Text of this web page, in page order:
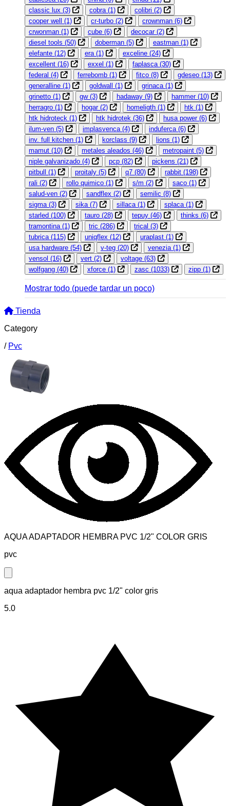
classic lux (3) cobra (1) colibri (2)
cooper well (1) cr-turbo (2) crownman (6)
crwonman (1) cube (6) decocar (2)
diesel tools (50) doberman (5) eastman (1)
elefante (12) era (1) exceline (24)
excellent (16) exxel (1) faplasca (30)
federal (4) ferrebomb (1) fitco (8) gdeseo (13)
generalline (1) goldwall (1) grinaca (1)
grinetto (1) gw (3) hadaway (9) hammer (10)
herragro (1) hogar (2) homeligth (1) htk (1)
htk hidroteck (1) htk hidrotek (36) husa power (6)
ilum-ven (5) implasvenca (4) induferca (6)
inv. full kitchen (1) korclass (9) lions (1)
mamut (10) metales aleados (46) metropaint (5)
niple galvanizado (4) pcp (82) pickens (21)
pitbull (1) proitaly (5) q7 (80) rabbit (198)
rali (2) rollo quimico (1) s/m (2) saco (1)
salud-ven (2) sandflex (2) semilic (8)
sigma (3) sika (7) sillaca (1) splaca (1)
starled (100) tauro (28) tepuy (46) thinks (6)
tramontina (1) tric (286) trical (3)
tubrica (115) uniqflex (12) uraplast (1)
usa hardware (54) v-teg (20) venezia (1)
vensol (16) vert (2) voltage (63)
wolfgang (40) xforce (1) zasc (1033) zipp (1)
Mostrar todo (puede tardar un poco)
Tienda
Category
/ Pvc
AQUA ADAPTADOR HEMBRA PVC 1/2" COLOR GRIS
pvc
Close modal
aqua adaptador hembra pvc 1/2" color gris
5.0